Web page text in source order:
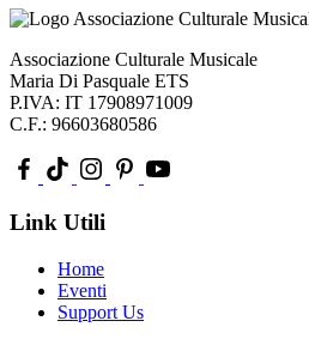
Associazione Culturale Musicale
Maria Di Pasquale ETS
P.IVA: IT 17908971009
C.F.: 96603680586
Link Utili
Home
Eventi
Support Us